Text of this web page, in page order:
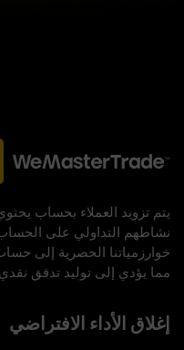
يتم تزويد العملاء بحساب
نشاطهم التداولي على
خوارزمياتنا الحصرية إلى
مما يؤدي إلى توليد تدفق
إغلاق الأداء الافتراضي